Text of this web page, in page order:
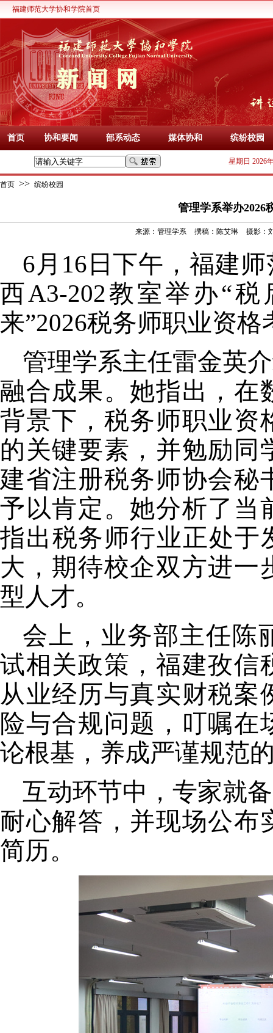
福建师范大学协和学院首页
首页 协和要闻 部系动态 媒体协和 缤纷校园
星期日 2026
首页 >> 缤纷校园
管理学系举办2026
来源： 管理学系 撰稿： 陈艾琳 摄影：
6月16日下午，福建师
西A3-202教室举办“
来”2026税务师职业资
管理学系主任雷金英
融合成果。 她指出 ，在
背景下，税务师职业资
的关键要素， 并勉励同
建省注册税务师协会秘
予以肯定 。 她分析了当
指出税务师行业正处于
大，期待校企双方进一
型人才。
会上 ， 业务部主任陈
试相关政策 ，福建孜信
从业经历与真实财税案
险与合规问题 ， 叮嘱在
论根基，养成严谨规范
互动环节中 ， 专家就
耐心解答 ，并现场公
简历。